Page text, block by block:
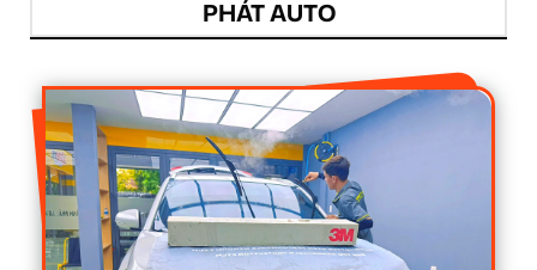
PHÁT AUTO